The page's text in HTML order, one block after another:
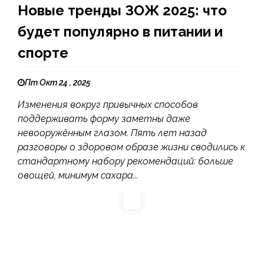
Новые тренды ЗОЖ 2025: что
будет популярно в питании и
спорте
Пт Окт 24 , 2025
Изменения вокруг привычных способов
поддерживать форму заметны даже
невооружённым глазом. Пять лет назад
разговоры о здоровом образе жизни сводились к
стандартному набору рекомендаций: больше
овощей, минимум сахара...